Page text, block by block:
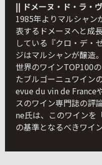
|| ドメーヌ・ド・ラ・
1985年よりマルシャン
表するドメーヌへと成
している『クロ・デ・
ジはマルシャンが醸造
世界のワインTOP100
たブルゴーニュワイン
evue du vin de France
スのワイン専門誌の評
ne氏は、このワインを
の基準となるべきワイ